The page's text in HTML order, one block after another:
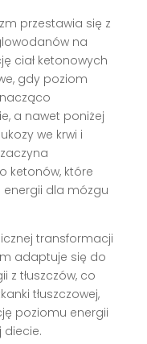
przestawia się z
na
ciał ketonowych
gdy poziom
a nawet poniżej
we krwi i
ketonów, które
energii dla mózgu
transformacji
adaptuje się do
z tłuszczów, co
tłuszczowej,
poziomu energii
diecie.